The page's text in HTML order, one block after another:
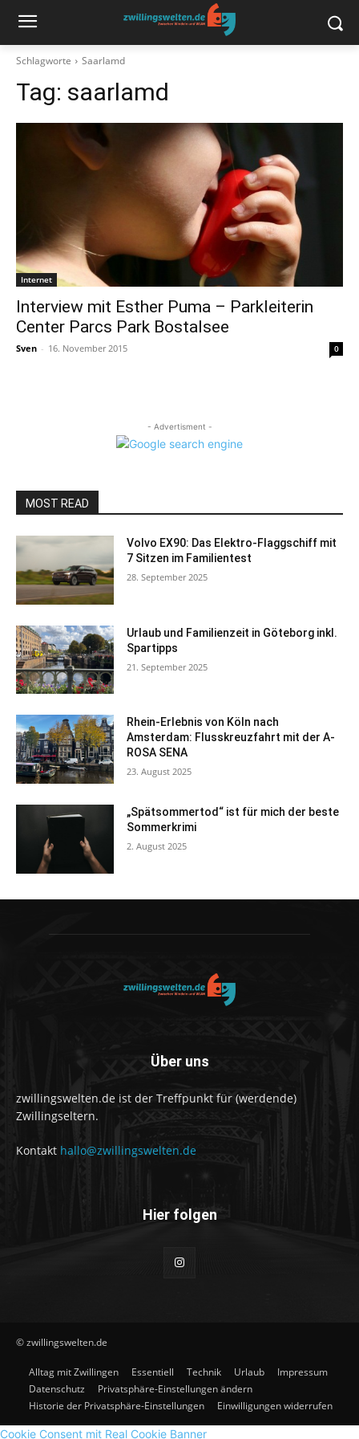
Schlagworte Saarlamd
Tag: saarlamd
Internet
Interview mit Esther Puma – Parkleiterin
Center Parcs Park Bostalsee
Sven - 16. November 2015 0
- Advertisment -
MOST READ
Volvo EX90: Das Elektro-Flaggschiff mit
7 Sitzen im Familientest
28. September 2025
Urlaub und Familienzeit in Göteborg inkl.
Spartipps
21. September 2025
Rhein-Erlebnis von Köln nach
Amsterdam: Flusskreuzfahrt mit der A-
ROSA SENA
23. August 2025
„Spätsommertod“ ist für mich der beste
Sommerkrimi
2. August 2025
Über uns
zwillingswelten.de ist der Treffpunkt für (werdende)
Zwillingseltern.
Kontakt hallo@zwillingswelten.de
Hier folgen
© zwillingswelten.de
Alltag mit Zwillingen Essentiell Technik Urlaub
Impressum
Datenschutz
Privatsphäre-Einstellungen ändern
Historie der Privatsphäre-Einstellungen
Einwilligungen widerrufen
Cookie Consent mit Real Cookie Banner